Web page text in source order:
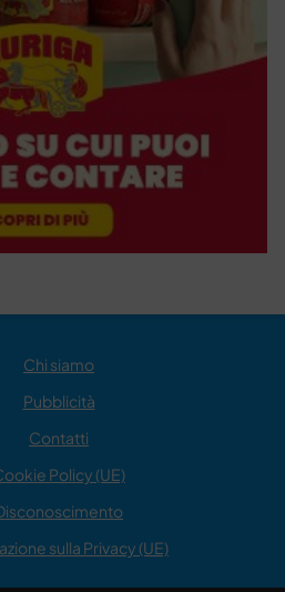
Chi siamo
Pubblicità
Contatti
Policy (UE)
sulla Privacy (UE)